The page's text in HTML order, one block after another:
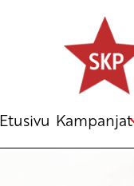
Etusivu Kampanjat